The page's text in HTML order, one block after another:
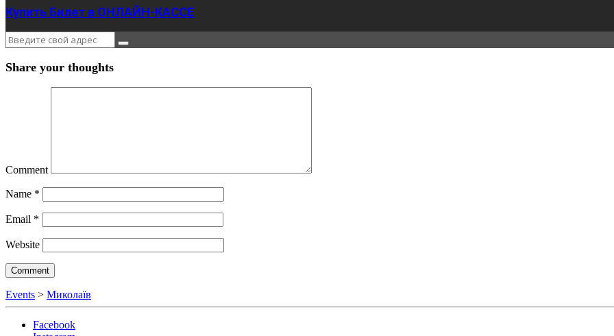
Купить Билет в ОНЛАЙН-КАССЕ
Share your thoughts
Comment
Name *
Email *
Website
Events > Миколаїв
Facebook